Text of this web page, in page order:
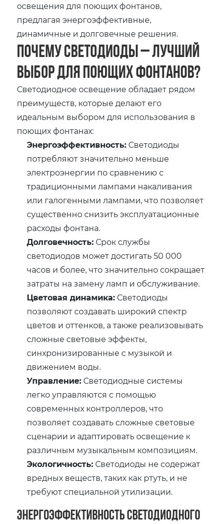
освещения для поющих фонтанов,
предлагая энергоэффективные,
динамичные и долговечные решения.
Почему светодиоды – лучший
выбор для поющих фонтанов?
Светодиодное освещение обладает рядом
преимуществ, которые делают его
идеальным выбором для использования в
поющих фонтанах:
Энергоэффективность: Светодиоды
потребляют значительно меньше
электроэнергии по сравнению с
традиционными лампами накаливания
или галогенными лампами, что позволяет
существенно снизить эксплуатационные
расходы фонтана.
Долговечность: Срок службы
светодиодов может достигать 50 000
часов и более, что значительно сокращает
затраты на замену ламп и обслуживание.
Цветовая динамика: Светодиоды
позволяют создавать широкий спектр
цветов и оттенков, а также реализовывать
сложные световые эффекты,
синхронизированные с музыкой и
движением воды.
Управление: Светодиодные системы
легко управляются с помощью
современных контроллеров, что
позволяет создавать сложные световые
сценарии и адаптировать освещение к
различным музыкальным композициям.
Экологичность: Светодиоды не содержат
вредных веществ, таких как ртуть, и не
требуют специальной утилизации.
Энергоэффективность светодиодного